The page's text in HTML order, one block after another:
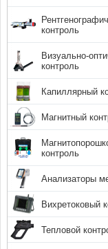
контроль
Визуально-
контроль
Капиллярный
Магнитный
контроль
Анализаторы
Вихретоковый
Тепловой